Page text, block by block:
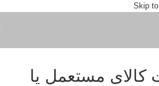
Skip
کالای مستعمل یا